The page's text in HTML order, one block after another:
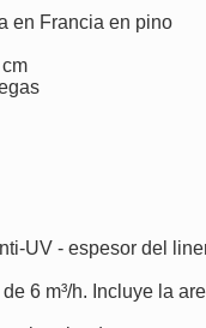
en Francia en pino
UV - espesor del
6 m³/h. Incluye la